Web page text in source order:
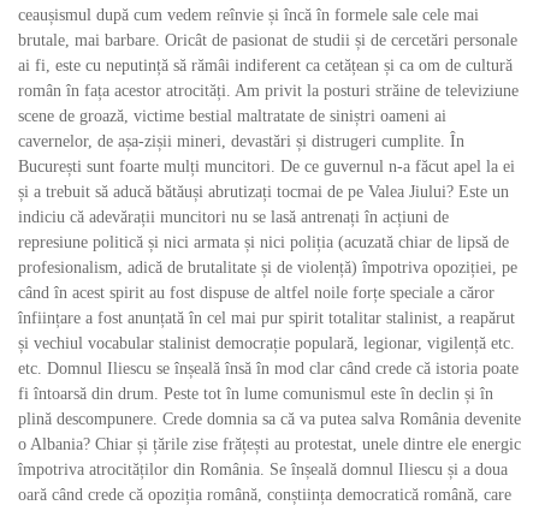
ceaușismul după cum vedem reînvie și încă în formele sale cele mai
brutale, mai barbare. Oricât de pasionat de studii și de cercetări personale
ai fi, este cu neputință să rămâi indiferent ca cetățean și ca om de cultură
român în fața acestor atrocități. Am privit la posturi străine de televiziune
scene de groază, victime bestial maltratate de siniștri oameni ai
cavernelor, de așa-zișii mineri, devastări și distrugeri cumplite. În
București sunt foarte mulți muncitori. De ce guvernul n-a făcut apel la ei
și a trebuit să aducă bătăuși abrutizați tocmai de pe Valea Jiului? Este un
indiciu că adevărații muncitori nu se lasă antrenați în acțiuni de
represiune politică și nici armata și nici poliția (acuzată chiar de lipsă de
profesionalism, adică de brutalitate și de violență) împotriva opoziției, pe
când în acest spirit au fost dispuse de altfel noile forțe speciale a căror
înființare a fost anunțată în cel mai pur spirit totalitar stalinist, a reapărut
și vechiul vocabular stalinist democrație populară, legionar, vigilență etc.
etc. Domnul Iliescu se înșeală însă în mod clar când crede că istoria poate
fi întoarsă din drum. Peste tot în lume comunismul este în declin și în
plină descompunere. Crede domnia sa că va putea salva România devenite
o Albania? Chiar și țările zise frățești au protestat, unele dintre ele energic
împotriva atrocităților din România. Se înșeală domnul Iliescu și a doua
oară când crede că opoziția română, conștiința democratică română, care